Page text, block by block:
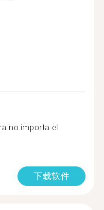
no importa el
下载软件